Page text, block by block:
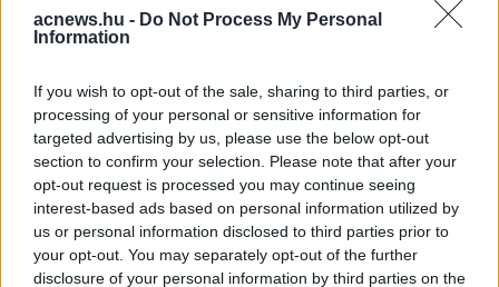
acnews.hu - Do Not Process My Personal
Information
If you wish to opt-out of the sale, sharing to third parties, or
processing of your personal or sensitive information for
targeted advertising by us, please use the below opt-out
section to confirm your selection. Please note that after your
opt-out request is processed you may continue seeing
interest-based ads based on personal information utilized by
us or personal information disclosed to third parties prior to
your opt-out. You may separately opt-out of the further
disclosure of your personal information by third parties on the
lakva ismeri meg az ember a másikat.
Bár korai még, de beszélgettünk
minden másról is. Nicola szeretne
még egy kisfiút, egy kislányt, és az
esküvőre is nyitott” – mondta pár
hónapja a Storymagazinnak.
Facebook Twitter